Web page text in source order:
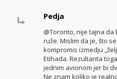
Pedja
@Toronto, nije tajna
ruže. Mislim da je, što
kompromis izmedju
Etihada. Rezultanta
jednim avionom jer bi
Ne znam koliko je